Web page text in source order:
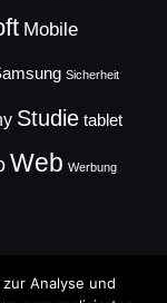
Mobile
Sicherheit
Studie tablet
Web Werbung
Analyse und